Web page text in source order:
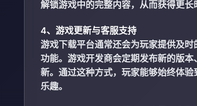
解锁游戏中的完整内容，从而获得更长
4、游戏更新与客服支持
游戏下载平台通常还会为玩家提供及
功能。游戏开发商会定期发布新的版
新。通过这种方式，玩家能够始终体
乐趣。